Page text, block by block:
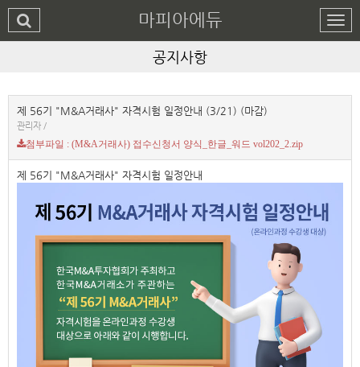
마피아에듀
공지사항
제 56기 "M&A거래사" 자격시험 일정안내 (3/21) (마감)
관리자 /
첨부파일 : (M&A거래사) 접수신청서 양식_한글_워드 vol202_2.zip
제 56기 "M&A거래사" 자격시험 일정안내